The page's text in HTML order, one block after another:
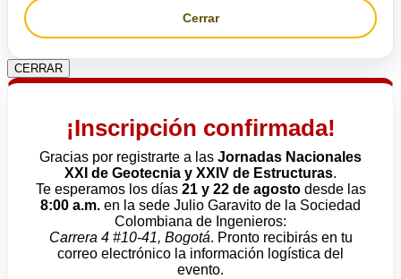
Cerrar
CERRAR
¡Inscripción confirmada!
Gracias por registrarte a las Jornadas Nacionales
XXI de Geotecnia y XXIV de Estructuras.
Te esperamos los días 21 y 22 de agostodesde las
8:00 a.m. en la sede Julio Garavito de la Sociedad
Colombiana de Ingenieros:
Carrera 4 #10-41, Bogotá. Pronto recibirás en tu
correo electrónico la información logística del
evento.